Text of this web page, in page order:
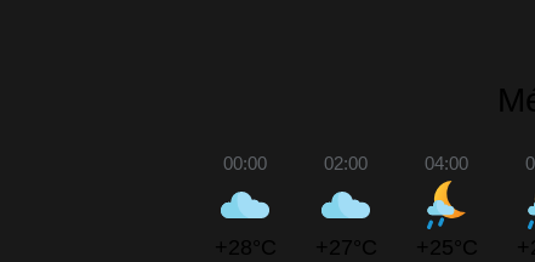
00:00
+28°C
02:00
+27°C
04:00
+25°C